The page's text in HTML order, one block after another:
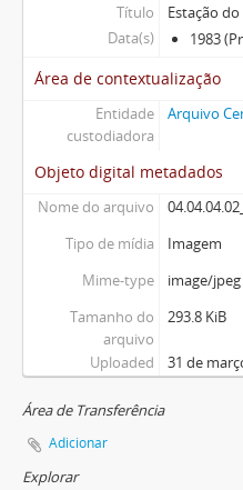
Título
Estação do
Data(s)
1983
Área de contextualização
Entidade
custodiadora
Arquivo
Objeto digital metadados
Nome do arquivo 04.04.04.02_
Tipo de mídia
Imagem
Mime-type
image/jpeg
Tamanho do
arquivo
293.8 KiB
Uploaded 31 de
Área de Transferência
Adicionar
Explorar